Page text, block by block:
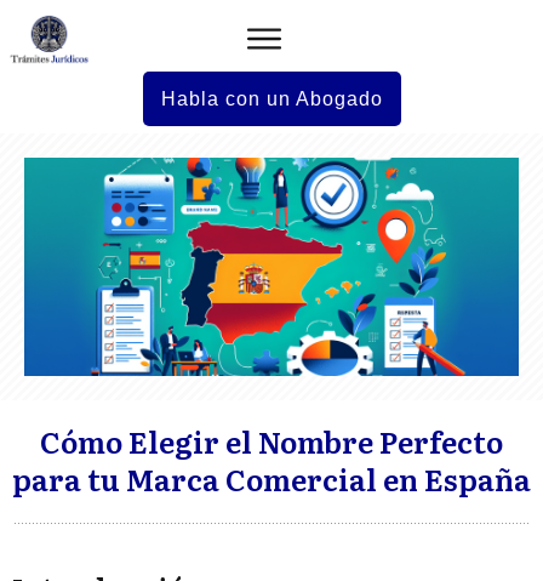
Habla con un Abogado
Cómo Elegir el Nombre Perfecto
para tu Marca Comercial en España